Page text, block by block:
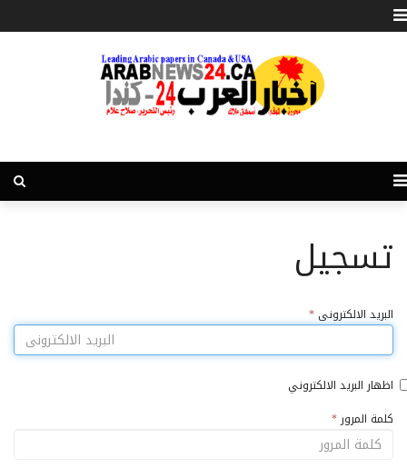
تسجيل
البريد الالكترونى *
اظهار البريد الالكتروني
كلمة المرور *